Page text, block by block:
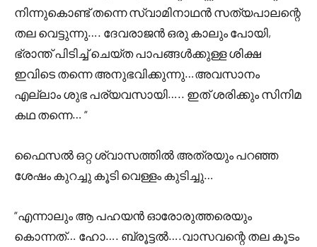
നിന്നുകൊണ്ട് തന്നെ സ്വാമിനാഥൻ സത്യപാലന്റെ
തല വെട്ടുന്നു…. ദേവരാജൻ ഒരു കാലും പോയി,
ഭ്രാന്ത് പിടിച്ച് ചെയ്ത പാപങ്ങൾക്കുള്ള ശിക്ഷ
ഇവിടെ തന്നെ അനുഭവിക്കുന്നു…അവസാനം
എല്ലാം ശുഭ പര്യവസായി….. ഇത് ശരിക്കും സിനിമ
കഥ തന്നെ… “
ഫൈസൽ ഒറ്റ ശ്വാസത്തിൽ അത്രയും പറഞ്ഞ
ശേഷം കുറച്ചു കൂടി വെള്ളം കുടിച്ചു…
“എന്നാലും ആ പഹയൻ ഓരോരുത്തരെയും
കൊന്നത്… ഹോ…. ബ്രൂട്ടൽ….വാസവന്റെ തല കൂടം